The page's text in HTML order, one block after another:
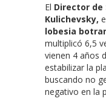
El Director de
Kulichevsky,
lobesia
multiplicó 6,5
vienen 4 años
estabilizar la
buscando no
negativo en la